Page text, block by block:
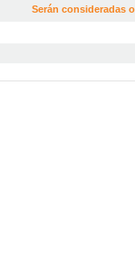
Serán consideradas